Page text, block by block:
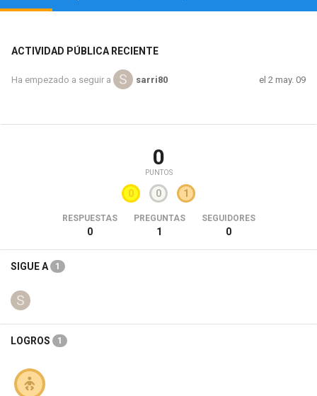
ACTIVIDAD PÚBLICA RECIENTE
Ha empezado a seguir a sarri80 el 2 may. 09
0
PUNTOS
0 0 1
RESPUESTAS
0
PREGUNTAS
1
SEGUIDORES
0
SIGUE A 1
LOGROS 1